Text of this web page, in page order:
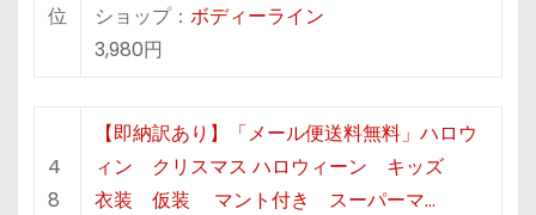
位
ショップ： ボディーライン
3,980円
4
8
【即納訳あり】「メール便送料無料」ハロウ
ィン クリスマス ハロウィーン キッズ
衣装 仮装 マント付き スーパーマ…